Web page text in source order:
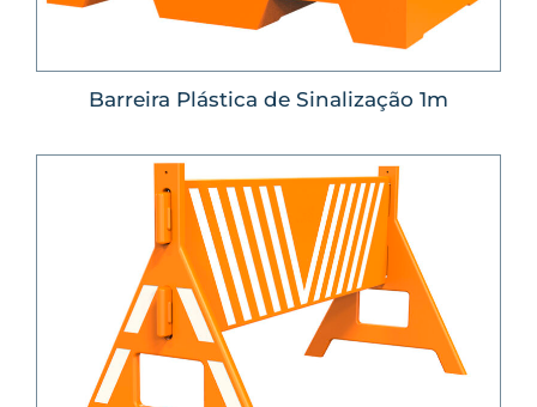
Barreira Plástica de Sinalização 1m